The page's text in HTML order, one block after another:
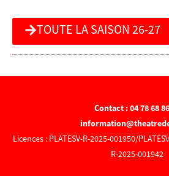
TOUTE LA SAISON 26-27
Contact : 04 78 68
Licences : PLATESV-R-2025-001950/
R-2025-001942